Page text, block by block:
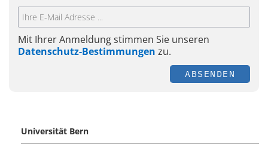
Mit Ihrer Anmeldung stimmen Sie unseren
Datenschutz-Bestimmungen zu.
ABSENDEN
Universität Bern